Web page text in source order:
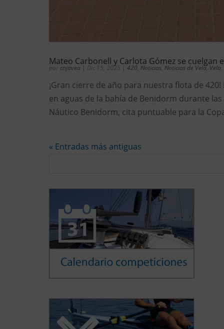
Mateo Carbonell y Carlota Gómez se
por cnjavea | Dic 15, 2025 | 420 Noticias Noticias de Vela, Vela
¡Gran cierre de año para nuestra flota de
en aguas de la bahía de Benidorm durante
Náutico Benidorm, cita puntuable para la
« Entradas más antiguas